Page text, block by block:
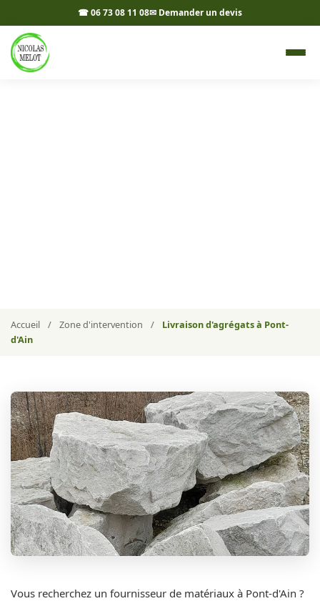
☎ 06 73 08 11 08✉ Demander un devis
Accueil / Zone d'intervention /
Livraison d'agrégats à Pont-
d'Ain
Vous recherchez un fournisseur de matériaux à Pont-d'Ain ?